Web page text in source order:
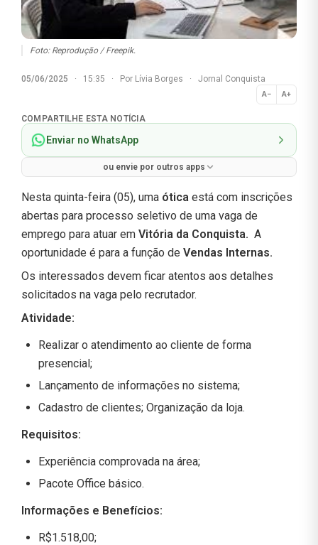
Foto: Reprodução / Freepik.
05/06/2025 · 15:35 · Por Lívia Borges · Jornal Conquista
A− A+
Normal
COMPARTILHE ESTA NOTÍCIA
Enviar no WhatsApp
ou envie por outros apps
Nesta quinta-feira (05), uma ótica está com inscrições
abertas para processo seletivo de uma vaga de
emprego para atuar em Vitória da Conquista. A
oportunidade é para a função de Vendas Internas.
Os interessados devem ficar atentos aos detalhes
solicitados na vaga pelo recrutador.
Atividade:
Realizar o atendimento ao cliente de forma
presencial;
Lançamento de informações no sistema;
Cadastro de clientes; Organização da loja.
Requisitos:
Experiência comprovada na área;
Pacote Office básico.
Informações e Benefícios:
R$1.518,00;